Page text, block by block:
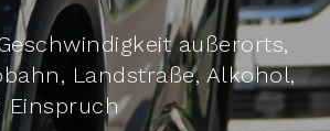
außerorts,
Landstraße, Alkohol,
Einspruch